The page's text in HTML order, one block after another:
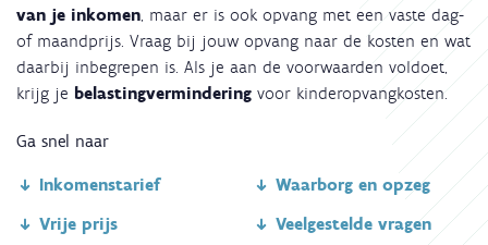
van je inkomen , maar er is ook opvang met een vaste dag-
of maandprijs. Vraag bij jouw opvang naar de kosten en wat
daarbij inbegrepen is. Als je aan de voorwaarden voldoet,
krijg je belastingvermindering voor kinderopvangkosten.
Ga snel naar
Inkomenstarief
Vrije prijs
Waarborg en opzeg
Veelgestelde vragen